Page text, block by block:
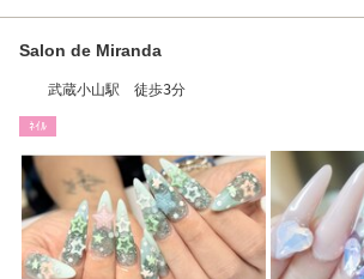
Salon de Miranda
武蔵小山駅 徒歩3分
ﾈｲﾙ